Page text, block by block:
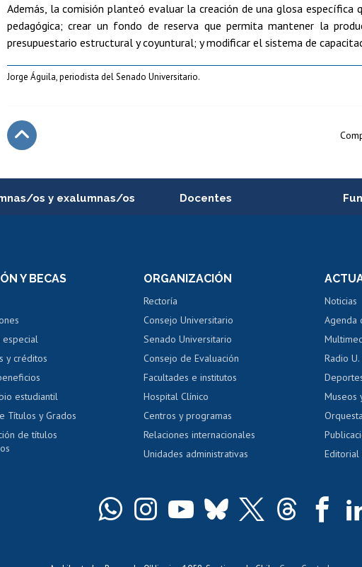
Además, la comisión planteó evaluar la creación de una glosa
pedagógica; crear un fondo de reserva que permita mantener la
presupuestario estructural y coyuntural; y modificar el sistema de
Jorge Águila, periodista del Senado Universitario.
os y exalumnas/os
y certificado de notas
médico y dental
de arancel y crédito alumnos
de arancel y crédito exalumnos
de títulos y grados
Docentes
Perfeccionamiento
Evaluación docente
Calificación académica
Postulación al AUCAI
Y BECAS
especial
y créditos
estudiantil
Títulos y Grados
de títulos
ORGANIZACIÓN
Rectoría
Consejo Universitario
Senado Universitario
Consejo de Evaluación
Facultades e institutos
Hospital Clínico
Centros y programas
Relaciones internacionales
Unidades administrativas
Noticias
Agenda
Radio
Museos
Editorial